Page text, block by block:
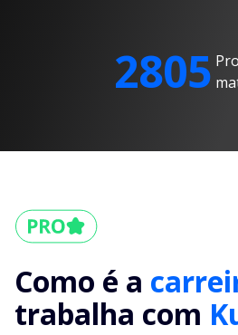
2805
Como é a
trabalha com